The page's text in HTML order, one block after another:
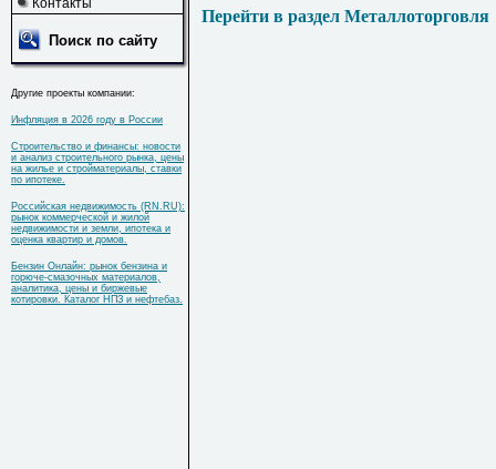
Контакты
Поиск по сайту
Другие проекты компании:
Инфляция в 2026 году в России
Строительство и финансы: новости
и анализ строительного рынка, цены
на жилье и стройматериалы, ставки
по ипотеке.
Российская недвижимость (RN.RU):
рынок коммерческой и жилой
недвижимости и земли, ипотека и
оценка квартир и домов.
Бензин Онлайн: рынок бензина и
горюче-смазочных материалов,
аналитика, цены и биржевые
котировки. Каталог НПЗ и нефтебаз.
Перейти в раздел Металлоторговля